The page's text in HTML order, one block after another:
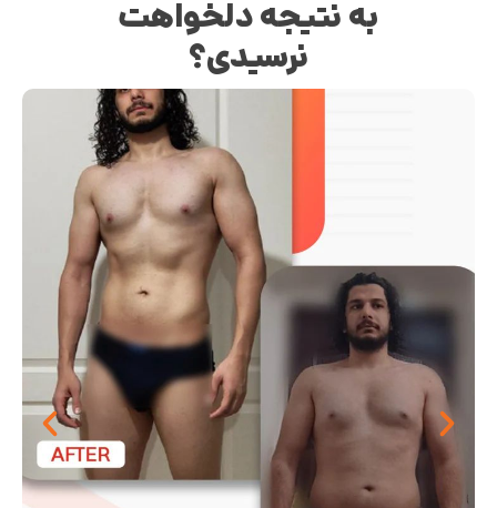
به نتیجه دلخواهت
نرسیدی؟